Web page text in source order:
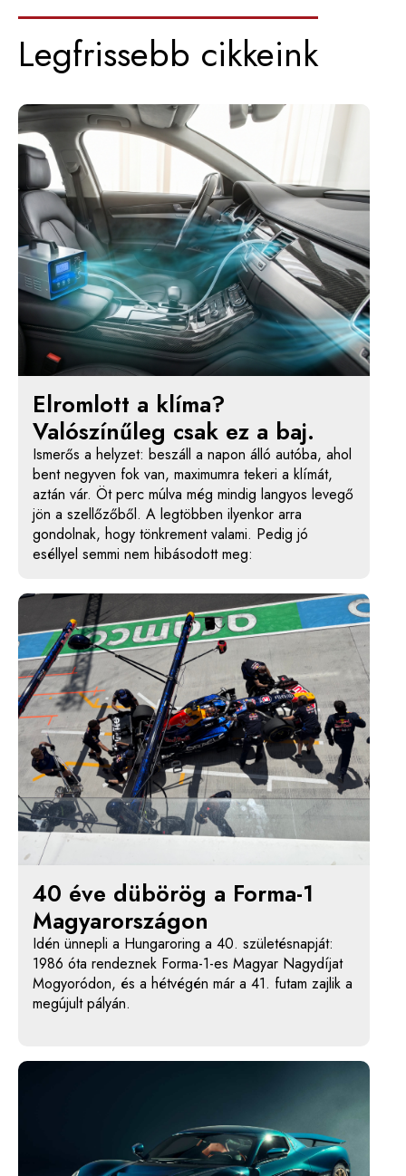
Legfrissebb cikkeink
Elromlott a klíma?
Valószínűleg csak ez a baj.
Ismerős a helyzet: beszáll a napon álló autóba, ahol
bent negyven fok van, maximumra tekeri a klímát,
aztán vár. Öt perc múlva még mindig langyos levegő
jön a szellőzőből. A legtöbben ilyenkor arra
gondolnak, hogy tönkrement valami. Pedig jó
eséllyel semmi nem hibásodott meg:
40 éve dübörög a Forma-1
Magyarországon
Idén ünnepli a Hungaroring a 40. születésnapját:
1986 óta rendeznek Forma-1-es Magyar Nagydíjat
Mogyoródon, és a hétvégén már a 41. futam zajlik a
megújult pályán.